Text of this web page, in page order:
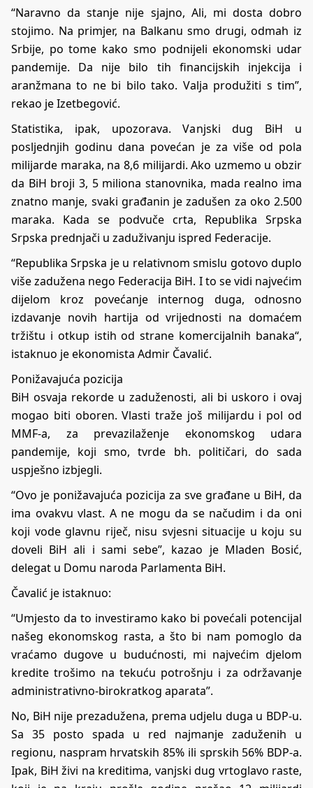
“Naravno da stanje nije sjajno, Ali, mi dosta dobro
stojimo. Na primjer, na Balkanu smo drugi, odmah iz
Srbije, po tome kako smo podnijeli ekonomski udar
pandemije. Da nije bilo tih financijskih injekcija i
aranžmana to ne bi bilo tako. Valja produžiti s tim”,
rekao je Izetbegović.
Statistika, ipak, upozorava. Vanjski dug BiH u
posljednjih godinu dana povećan je za više od pola
milijarde maraka, na 8,6 milijardi. Ako uzmemo u obzir
da BiH broji 3, 5 miliona stanovnika, mada realno ima
znatno manje, svaki građanin je zadušen za oko 2.500
maraka. Kada se podvuče crta, Republika Srpska
Srpska prednjači u zaduživanju ispred Federacije.
“Republika Srpska je u relativnom smislu gotovo duplo
više zadužena nego Federacija BiH. I to se vidi najvećim
dijelom kroz povećanje internog duga, odnosno
izdavanje novih hartija od vrijednosti na domaćem
tržištu i otkup istih od strane komercijalnih banaka“,
istaknuo je ekonomista Admir Čavalić.
Ponižavajuća pozicija
BiH osvaja rekorde u zaduženosti, ali bi uskoro i ovaj
mogao biti oboren. Vlasti traže još milijardu i pol od
MMF-a, za prevazilaženje ekonomskog udara
pandemije, koji smo, tvrde bh. političari, do sada
uspješno izbjegli.
“Ovo je ponižavajuća pozicija za sve građane u BiH, da
ima ovakvu vlast. A ne mogu da se načudim i da oni
koji vode glavnu riječ, nisu svjesni situacije u koju su
doveli BiH ali i sami sebe”, kazao je Mladen Bosić,
delegat u Domu naroda Parlamenta BiH.
Čavalić je istaknuo:
“Umjesto da to investiramo kako bi povećali potencijal
našeg ekonomskog rasta, a što bi nam pomoglo da
vraćamo dugove u budućnosti, mi najvećim djelom
kredite trošimo na tekuću potrošnju i za održavanje
administrativno-birokratkog aparata”.
No, BiH nije prezadužena, prema udjelu duga u BDP-u.
Sa 35 posto spada u red najmanje zaduženih u
regionu, naspram hrvatskih 85% ili sprskih 56% BDP-a.
Ipak, BiH živi na kreditima, vanjski dug vrtoglavo raste,